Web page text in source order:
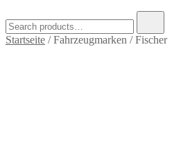
for:
Startseite / Fahrzeugmarken / Fischer